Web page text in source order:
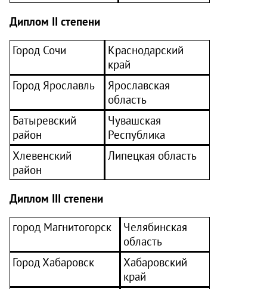
Диплом II степени
Город Сочи
Краснодарский
край
Город Ярославль
Ярославская
область
Батыревский
район
Чувашская
Республика
Хлевенский
район
Липецкая область
Диплом III степени
город Магнитогорск
Челябинская
область
Город Хабаровск
Хабаровский
край